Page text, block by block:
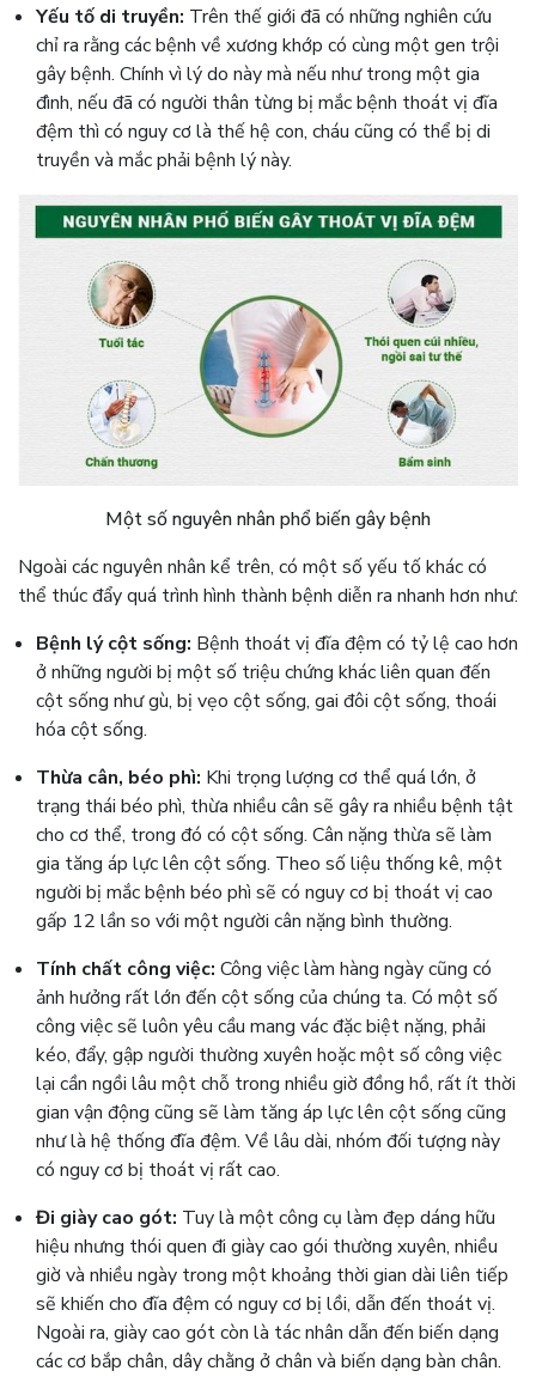
Yếu tố di truyền: Trên thế giới đã có những nghiên cứu
chỉ ra rằng các bệnh về xương khớp có cùng một gen trội
gây bệnh. Chính vì lý do này mà nếu như trong một gia
đình, nếu đã có người thân từng bị mắc bệnh thoát vị đĩa
đệm thì có nguy cơ là thế hệ con, cháu cũng có thể bị di
truyền và mắc phải bệnh lý này.
Một số nguyên nhân phổ biến gây bệnh
Ngoài các nguyên nhân kể trên, có một số yếu tố khác có
thể thúc đẩy quá trình hình thành bệnh diễn ra nhanh hơn như:
Bệnh lý cột sống: Bệnh thoát vị đĩa đệm có tỷ lệ cao hơn
ở những người bị một số triệu chứng khác liên quan đến
cột sống như gù, bị vẹo cột sống, gai đôi cột sống, thoái
hóa cột sống.
Thừa cân, béo phì: Khi trọng lượng cơ thể quá lớn, ở
trạng thái béo phì, thừa nhiều cân sẽ gây ra nhiều bệnh tật
cho cơ thể, trong đó có cột sống. Cân nặng thừa sẽ làm
gia tăng áp lực lên cột sống. Theo số liệu thống kê, một
người bị mắc bệnh béo phì sẽ có nguy cơ bị thoát vị cao
gấp 12 lần so với một người cân nặng bình thường.
Tính chất công việc: Công việc làm hàng ngày cũng có
ảnh hưởng rất lớn đến cột sống của chúng ta. Có một số
công việc sẽ luôn yêu cầu mang vác đặc biệt nặng, phải
kéo, đẩy, gập người thường xuyên hoặc một số công việc
lại cần ngồi lâu một chỗ trong nhiều giờ đồng hồ, rất ít thời
gian vận động cũng sẽ làm tăng áp lực lên cột sống cũng
như là hệ thống đĩa đệm. Về lâu dài, nhóm đối tượng này
có nguy cơ bị thoát vị rất cao.
Đi giày cao gót: Tuy là một công cụ làm đẹp dáng hữu
hiệu nhưng thói quen đi giày cao gói thường xuyên, nhiều
giờ và nhiều ngày trong một khoảng thời gian dài liên tiếp
sẽ khiến cho đĩa đệm có nguy cơ bị lồi, dẫn đến thoát vị.
Ngoài ra, giày cao gót còn là tác nhân dẫn đến biến dạng
các cơ bắp chân, dây chằng ở chân và biến dạng bàn chân.